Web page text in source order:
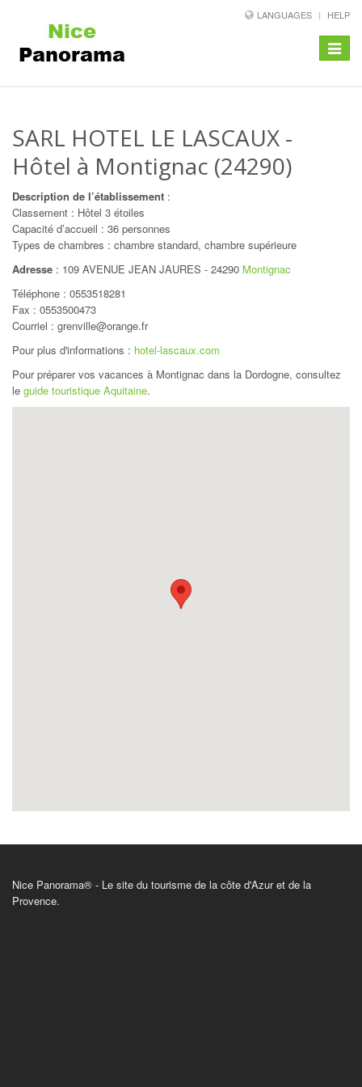
LANGUAGES HELP
Toggle
SARL HOTEL LE LASCAUX -
Hôtel à Montignac (24290)
Description de l’établissement :
Classement : Hôtel 3 étoiles
Capacité d’accueil : 36 personnes
Types de chambres : chambre standard, chambre supérieure
Adresse : 109 AVENUE JEAN JAURES - 24290 Montignac
Téléphone : 0553518281
Fax : 0553500473
Courriel : grenville@orange.fr
Pour plus d'informations : hotel-lascaux.com
Pour préparer vos vacances à Montignac dans la Dordogne, consultez
le guide touristique Aquitaine.
Nice Panorama® - Le site du tourisme de la côte d'Azur et de la
Provence.